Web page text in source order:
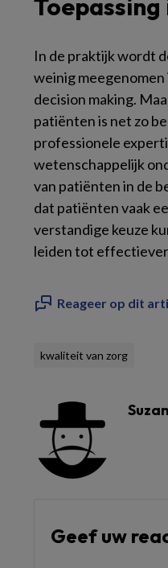
In de praktijk wordt
weinig
decision making.
patiënten is net zo
professionele
wetenschappelijk
van patiënten in de
dat patiënten vaak
verstandige keuze
leiden tot
Reageer op dit
kwaliteit van zorg
Geef uw